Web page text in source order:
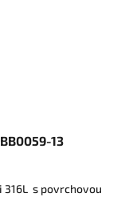
13
s povrchovou